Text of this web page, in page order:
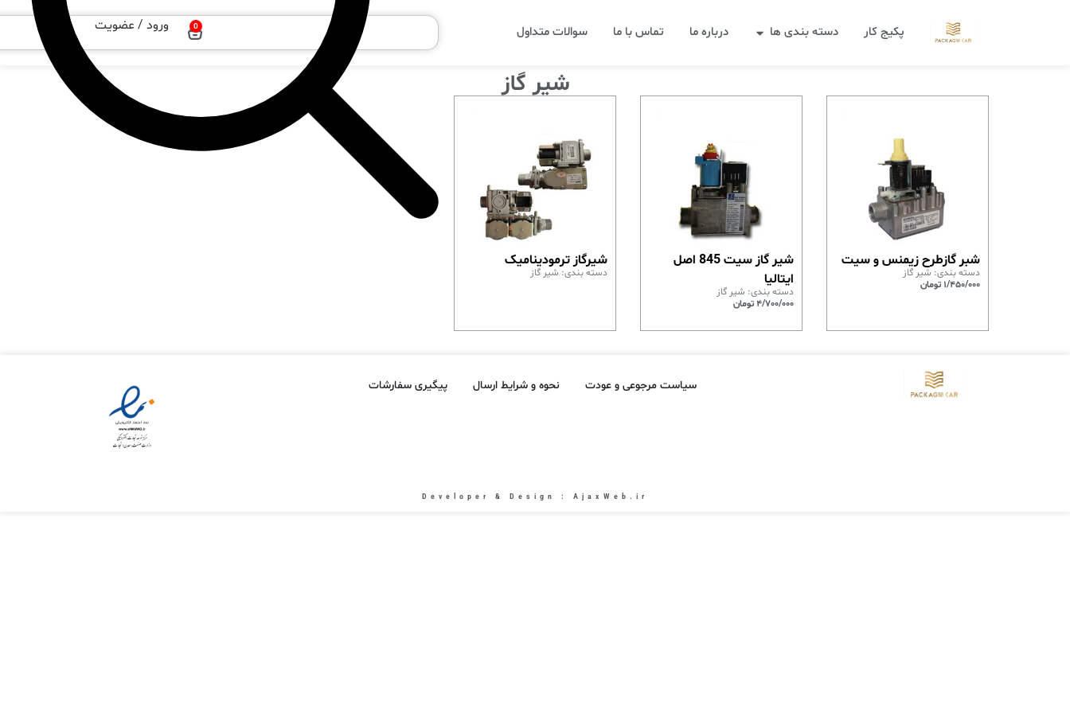
پکیج کار دسته بندی ها درباره ما تماس با ما سوالات متداول 0 ورود / عضویت
شیر گاز
شبر گازطرح زیمنس و سیت
دسته بندی: شیر گاز
1/450/000 تومان
شیر گاز سیت 845 اصل
ایتالیا
دسته بندی: شیر گاز
4/700/000 تومان
شیرگاز ترمودینامیک
دسته بندی: شیر گاز
سیاست مرجوعی و عودت نحوه و شرایط ارسال پیگیری سفارشات
Developer & Design : AjaxWeb.ir